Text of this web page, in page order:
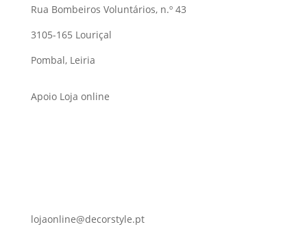
Rua Bombeiros Voluntários, n.º 43
3105-165 Louriçal
Pombal, Leiria
Apoio Loja online
lojaonline@decorstyle.pt